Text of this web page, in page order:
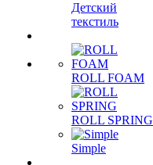
Детский
текстиль
ROLL FOAM
ROLL SPRING
Simple